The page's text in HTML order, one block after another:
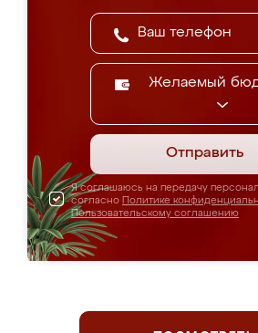
Желаемый
Отправить
Я соглашаюсь на передачу
согласно Политике
Пользовательскому соглашению